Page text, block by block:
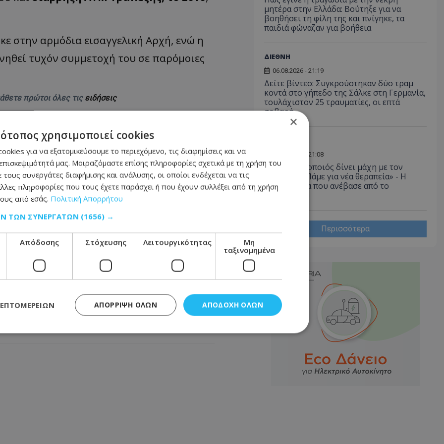
στην αρμόδια εισαγγελική Αρχή, ενώ η
τυχόν συμμετοχή του σε παρόμοιες
πρώτοι όλες τις ειδήσεις
φωτιά και παραλίγο να καεί ολόκληρο το
- Δείτε σε ποιο σημείο
της οικογένειας - Φωτογραφία
Τι δείχνουν οι προβλέψεις για τον
Λάρνακα προκαλεί οργή - Φωτογραφία
ξημερώματα - Την έσβησαν οι ιδιοκτήτες πριν φτάσει
μητέρα στην Ελλάδα: Βούτηξε για να
βοηθήσει τη φίλη της και πνίγηκε, τα
παιδιά φώναζαν για βοήθεια
ΔΙΕΘΝΗ
06.08.2026 - 21:19
Δείτε βίντεο: Συγκρούστηκαν δύο τραμ
κοντά στο γήπεδο της Σάλκε στη Γερμανία,
τουλάχιστον 25 τραυματίες, οι επτά
σοβαρά
06.08.2026 - 21:08
Έλληνας ηθοποιός δίνει μάχη με τον
καρκίνο - «Πάμε για νέα θεραπεία» - Η
φωτογραφία που ανέβασε από το
νοσοκομείο
Περισσότερα
×
χρησιμοποιεί cookies
για να εξατομικεύσουμε το περιεχόμενο, τις διαφημίσεις και να
μας. Μοιραζόμαστε επίσης πληροφορίες σχετικά με τη χρήση του
συνεργάτες διαφήμισης και ανάλυσης, οι οποίοι ενδέχεται να τις
πληροφορίες που τους έχετε παράσχει ή που έχουν συλλέξει από τη χρήση
από εσάς. Πολιτική Απορρήτου
ΤΩΝ ΣΥΝΕΡΓΑΤΏΝ (1656) →
Απόδοσης Στόχευσης Λειτουργικότητας
Μη
ταξινομημένα
ΑΠΟΔΟΧΉ ΌΛΩΝ
ΑΠΌΡΡΙΨΗ ΌΛΩΝ